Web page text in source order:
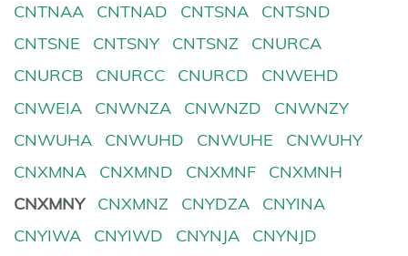
CNTNAA
CNTNAD CNTSNA
CNTSND
CNTSNE
CNTSNY CNTSNZ
CNURCA
CNURCB
CNURCC CNURCD
CNWEHD
CNWEIA
CNWNZA CNWNZD
CNWNZY
CNWUHA
CNWUHD CNWUHE
CNWUHY
CNXMNA
CNXMND CNXMNF
CNXMNH
CNXMNY
CNXMNZ CNYDZA
CNYINA
CNYIWA
CNYIWD CNYNJA
CNYNJD